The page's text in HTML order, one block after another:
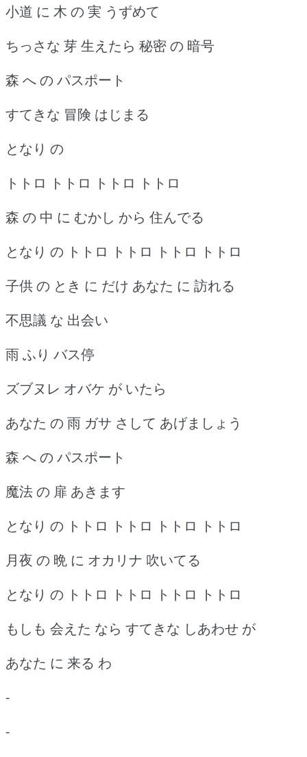
小道 に 木 の 実 うずめて
ちっさな 芽 生えたら 秘密 の 暗号
森 へ の パスポート
すてきな 冒険 はじまる
となり の
トトロ トトロ トトロ トトロ
森 の 中 に むかし から 住んでる
となり の トトロ トトロ トトロ トトロ
子供 の とき に だけ あなた に 訪れる
不思議 な 出会い
雨 ふり バス停
ズブヌレ オバケ が いたら
あなた の 雨 ガサ さして あげましょう
森 へ の パスポート
魔法 の 扉 あきます
となり の トトロ トトロ トトロ トトロ
月夜 の 晩 に オカリナ 吹いてる
となり の トトロ トトロ トトロ トトロ
もしも 会えた なら すてきな しあわせ が
あなた に 来る わ
-
-